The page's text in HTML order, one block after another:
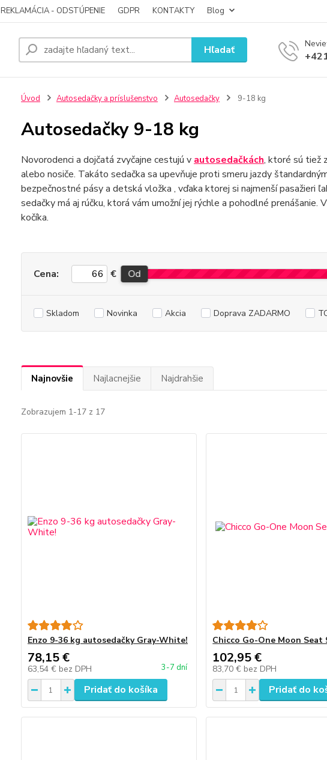
REKLAMÁCIA - ODSTÚPENIE GDPR KONTAKTY Blog
Hľadať
Úvod Autosedačky a príslušenstvo Autosedačky 9-18 kg
Autosedačky 9-18 kg
Novorodenci a dojčatá zvyčajne cestujú v autosedačkách, ktoré sú tiež
alebo nosiče. Takáto sedačka sa upevňuje proti smeru jazdy
bezpečnostné pásy a detská vložka , vďaka ktorej si najmenší pasažieri
sedačky má aj rúčku, ktorá vám umožní jej rýchle a pohodlné
kočíka.
Cena: € Od
Skladom Novinka Akcia Doprava ZADARMO
Najnovšie Najlacnejšie Najdrahšie
Zobrazujem 1-17 z 17
Enzo 9-36 kg autosedačky Gray-White!
78,15 €
63,54 € bez DPH 3-7 dní
Pridať do košíka
Chicco Go-One Moon Seat
102,95 €
83,70 € bez DPH
Pridať do